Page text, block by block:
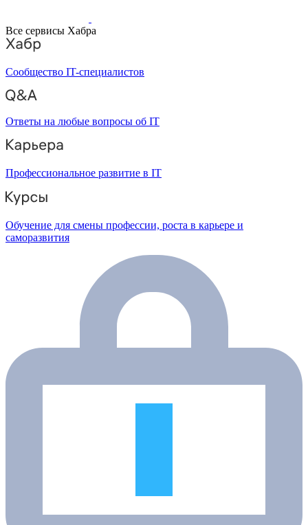
Все сервисы Хабра
Сообщество IT-специалистов
Ответы на любые вопросы об IT
Профессиональное развитие в IT
Обучение для смены профессии, роста в карьере и
саморазвития